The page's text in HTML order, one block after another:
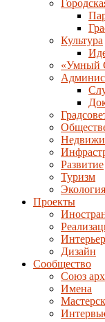
Культура
«Умный
Развитие
Туризм
Экология
Проекты
Дизайн
Сообщество
Союз
Имена